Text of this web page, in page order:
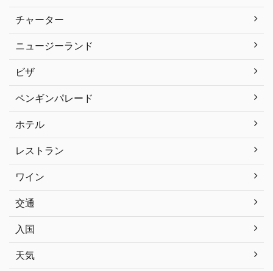
チャーター
ニュージーランド
ビザ
ペンギンパレード
ホテル
レストラン
ワイン
交通
入国
天気